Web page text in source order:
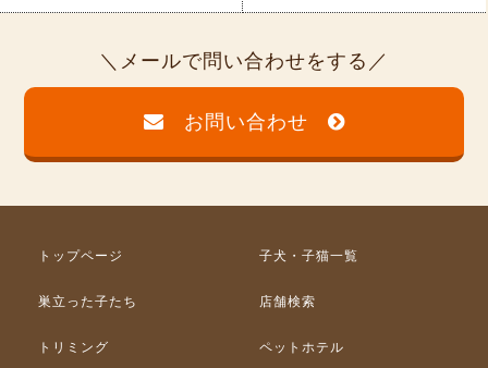
メールで問い合わせをする
お問い合わせ
トップページ 子犬・子猫一覧
巣立った子たち 店舗検索
トリミング ペットホテル